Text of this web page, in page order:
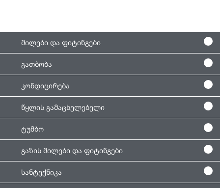
მილები და ფიტინგები
გათბობა
კონდიცირება
წყლის გამაცხელებელი
ტუმბო
გაზის მილები და ფიტინგები
სანტექნიკა